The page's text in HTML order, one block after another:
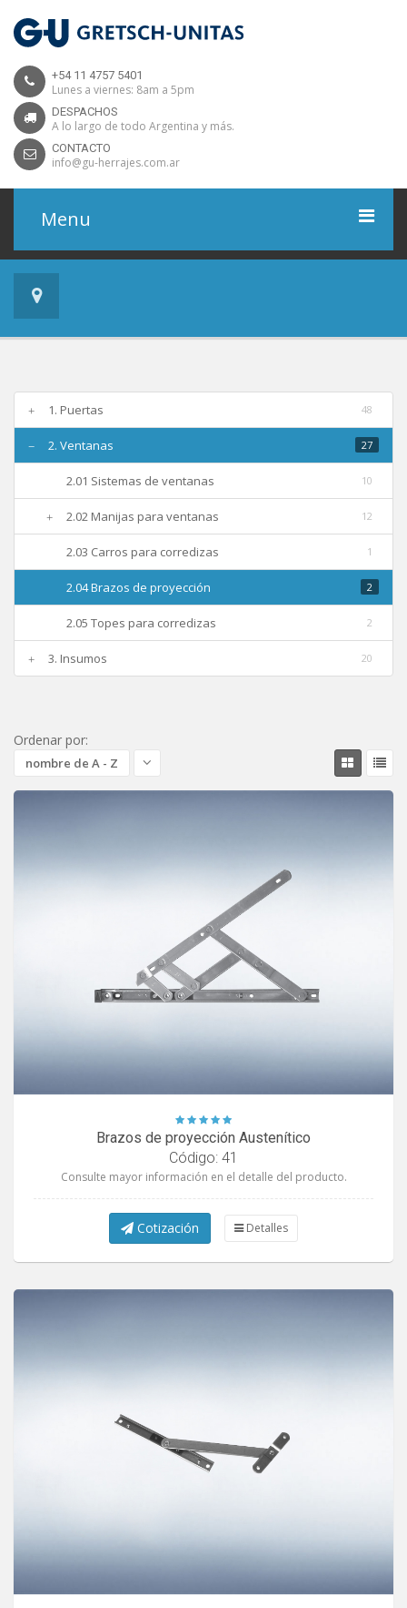
+54 11 4757 5401
Lunes a viernes: 8am a 5pm
DESPACHOS
A lo largo de todo Argentina y más.
CONTACTO
info@gu-herrajes.com.ar
Menu
Home
Productos
Descargas
Nosotros
Contacto
1. Puertas 48
2. Ventanas 27
2.01 Sistemas de ventanas 10
2.02 Manijas para ventanas 12
2.03 Carros para corredizas 1
2.04 Brazos de proyección 2
2.05 Topes para corredizas 2
3. Insumos 20
Ordenar por:
nombre de A - Z
Brazos de proyección Austenítico
Código: 41
Consulte mayor información en el detalle del producto.
Cotización Detalles